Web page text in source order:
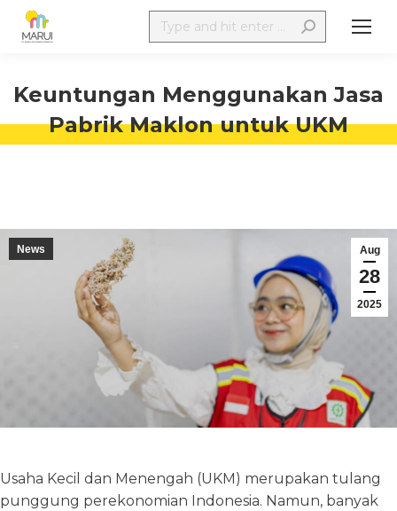
Keuntungan Menggunakan Jasa
Pabrik Maklon untuk UKM
Aug
28
2025
News
Usaha Kecil dan Menengah (UKM) merupakan tulang
punggung perekonomian Indonesia. Namun, banyak